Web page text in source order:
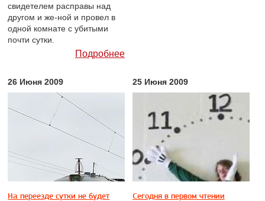
свидетелем расправы над
другом и же-ной и провел в
одной комнате с убитыми
почти сутки.
Подробнее
26 Июня 2009
На переезде сутки не будет
25 Июня 2009
Сегодня в первом чтении